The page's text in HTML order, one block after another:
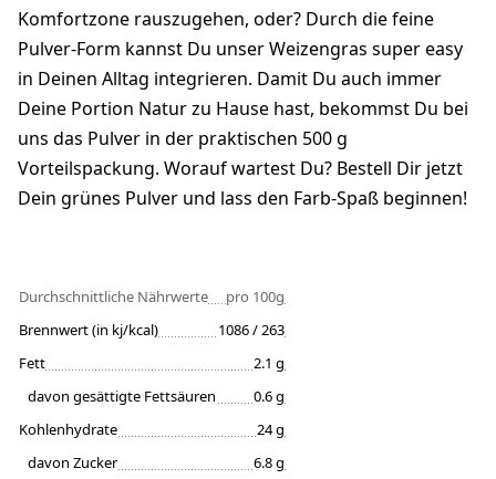
Komfortzone rauszugehen, oder? Durch die feine
Pulver-Form kannst Du unser Weizengras super easy
in Deinen Alltag integrieren. Damit Du auch immer
Deine Portion Natur zu Hause hast, bekommst Du bei
uns das Pulver in der praktischen 500 g
Vorteilspackung. Worauf wartest Du? Bestell Dir jetzt
Dein grünes Pulver und lass den Farb-Spaß beginnen!
Durchschnittliche Nährwerte
pro 100g
Brennwert (in kj/kcal)
1086 / 263
Fett
2.1 g
davon gesättigte Fettsäuren
0.6 g
Kohlenhydrate
24 g
davon Zucker
6.8 g